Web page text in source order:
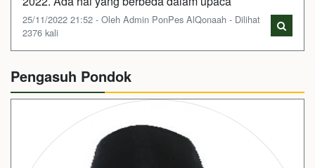
25/11/2022 21:52 - Oleh Admin PonPes AlQonaah - Dilihat
2376 kali
Pengasuh Pondok